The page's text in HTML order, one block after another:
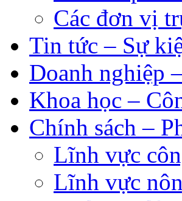
Các đơn vị
Tin tức – Sự
Doanh nghiệp
Khoa học –
Chính sách –
Lĩnh vực
Lĩnh vực